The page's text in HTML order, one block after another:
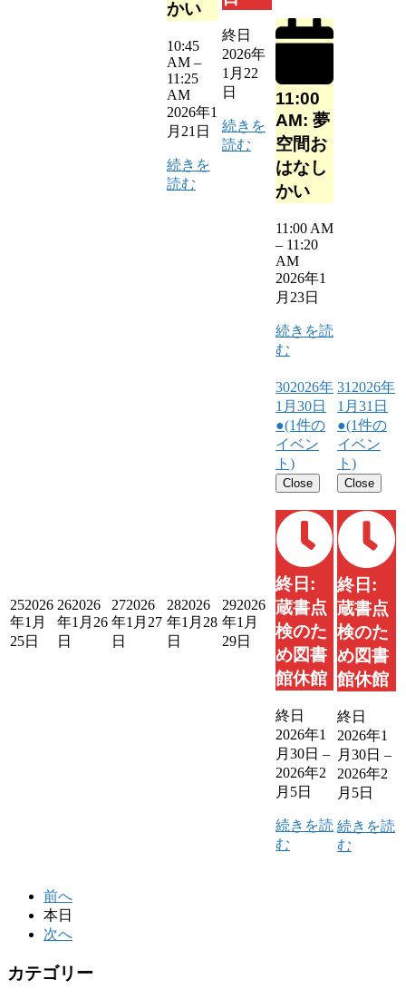
かい
10:45
AM –
11:25
AM
2026年1
月21日
続きを
読む
終日
2026年
1月22
日
続きを
読む
11:00
AM: 夢
空間お
はなし
かい
11:00 AM
– 11:20
AM
2026年1
月23日
続きを読
む
252026
年1月
25日
262026
年1月26
日
272026
年1月27
日
282026
年1月28
日
292026
年1月
29日
302026年
1月30日
●(1件の
イベン
ト)
Close
終日:
蔵書点
検のた
め図書
館休館
終日
2026年1
月30日 –
2026年2
月5日
続きを読
む
31 2026年
1月31日
●(1件の
イベン
ト)
Close
終日:
蔵書点
検のた
め図書
館休館
終日
2026年1
月30日 –
2026年2
月5日
続きを読
む
前へ
本日
次へ
カテゴリー